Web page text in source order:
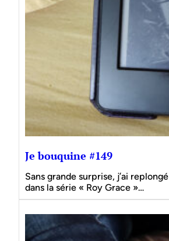
Je bouquine #149
Sans grande surprise, j’ai replongé
dans la série « Roy Grace »…